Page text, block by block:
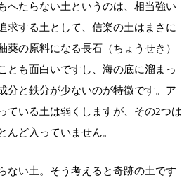
へたらない土というのは、相当強い
求する土として、信楽の土はまさに
薬の原料になる長石（ちょうせき）
とも面白いですし、海の底に溜まっ
分と鉄分が少ないのが特徴です。ア
ている土は弱くしますが、その2つは
んど入っていません。
ない土。そう考えると奇跡の土です